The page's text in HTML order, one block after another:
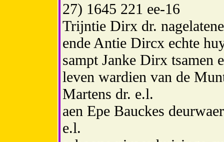
27) 1645 221 ee-16
Trijntie Dirx dr.
ende Antie Dircx echte
sampt Janke Dirx tsamen
leven wardien van de
Martens dr. e.l.
aen Epe Bauckes
e.l.